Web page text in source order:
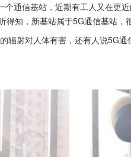
个通信基站，近期有工人又在更
得知，新基站属于5G通信基站，
辐射对人体有害，还有人说5G